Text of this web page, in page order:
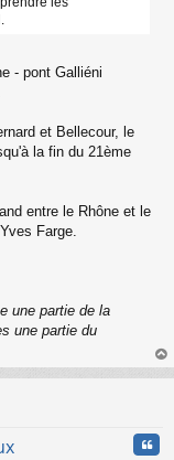
- pont Galliéni
et Bellecour, le
la fin du 21ème
entre le Rhône et le
Farge.
une partie de la
une partie du
au